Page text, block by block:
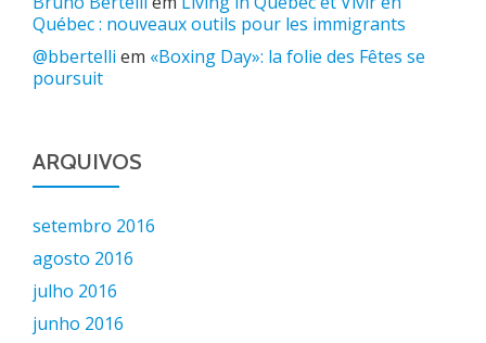
Québec : nouveaux outils pour les immigrants
@bbertelli em «Boxing Day»: la folie des Fêtes se
poursuit
ARQUIVOS
setembro 2016
agosto 2016
julho 2016
junho 2016